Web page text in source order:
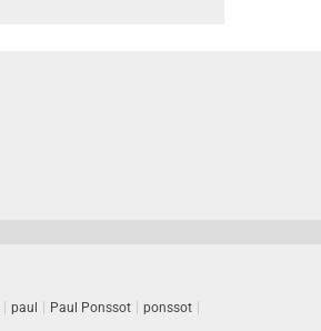
paul Paul Ponssot
ponssot